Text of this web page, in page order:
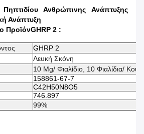
Ανθρώπινης Ανάπτυξης
Ανάπτυξη
ΠροϊόνGHRP 2 :
GHRP 2
Λευκή Σκόνη
10 Mg/ Φιαλίδιο, 10 Φιαλίδια/ Κουτί
158861-67-7
C42H50N8O5
746.897
99%